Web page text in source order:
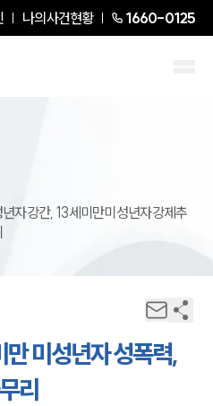
나의사건현황 1660-0125
자강간, 13세미만미성년자강제추
미성년자 성폭력,
리